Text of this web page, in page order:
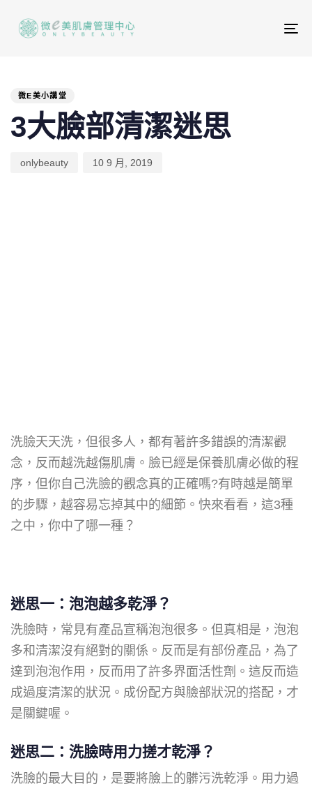
微E美小講堂
3大臉部清潔迷思
onlybeauty 10 9 月, 2019
洗臉天天洗，但很多人，都有著許多錯誤的清潔觀
念，反而越洗越傷肌膚。臉已經是保養肌膚必做的程
序，但你自己洗臉的觀念真的正確嗎?有時越是簡單
的步驟，越容易忘掉其中的細節。快來看看，這3種
之中，你中了哪一種？
迷思一：泡泡越多乾淨？
洗臉時，常見有產品宣稱泡泡很多。但真相是，泡泡
多和清潔沒有絕對的關係。反而是有部份產品，為了
達到泡泡作用，反而用了許多界面活性劑。這反而造
成過度清潔的狀況。成份配方與臉部狀況的搭配，才
是關鍵喔。
迷思二：洗臉時用力搓才乾淨？
洗臉的最大目的，是要將臉上的髒污洗乾淨。用力過